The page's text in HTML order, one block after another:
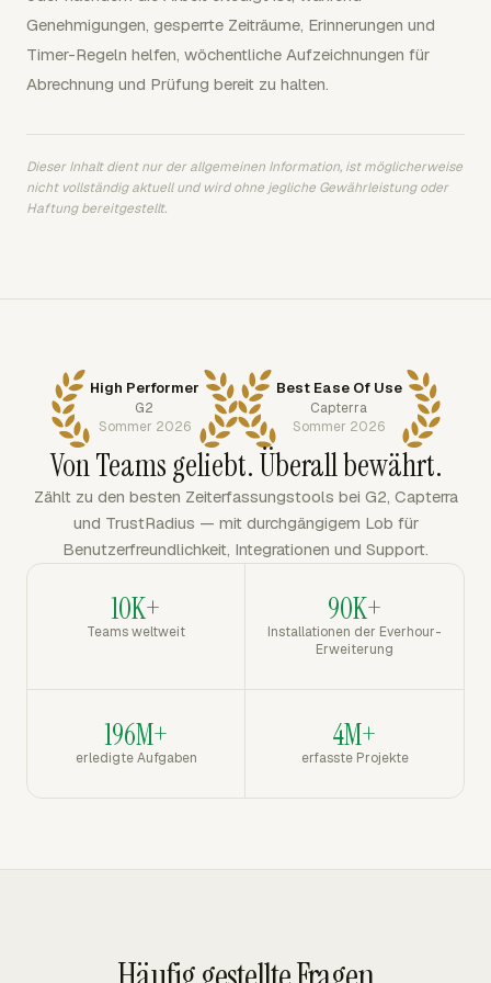
Genehmigungen, gesperrte Zeiträume, Erinnerungen und
Timer-Regeln helfen, wöchentliche Aufzeichnungen für
Abrechnung und Prüfung bereit zu halten.
Dieser Inhalt dient nur der allgemeinen Information, ist möglicherweise
nicht vollständig aktuell und wird ohne jegliche Gewährleistung oder
Haftung bereitgestellt.
High Performer
G2
Sommer 2026
Best Ease Of Use
Capterra
Sommer 2026
Von Teams geliebt. Überall bewährt.
Zählt zu den besten Zeiterfassungstools bei G2, Capterra
und TrustRadius — mit durchgängigem Lob für
Benutzerfreundlichkeit, Integrationen und Support.
10K+
Teams weltweit
90K+
Installationen der Everhour-
Erweiterung
196M+
erledigte Aufgaben
4M+
erfasste Projekte